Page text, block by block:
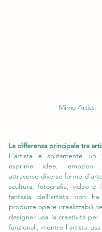
Mimo Artisti
La differenza principale tra
L'artista è solitamente un
esprime idee, emozioni
attraverso diverse forme
scultura, fotografia, video e
fantasia dell'artista non
produrre opere irrealizzabili
designer usa la creatività
funzionali, mentre l'artista